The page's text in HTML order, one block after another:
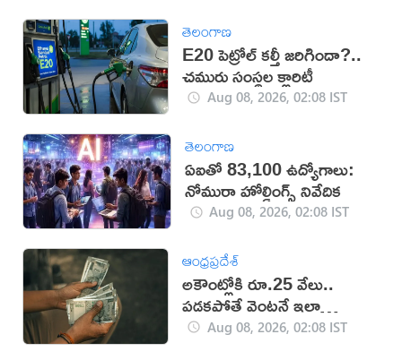
తెలంగాణ
E20 పెట్రోల్ కల్తీ జరిగిందా?..
చమురు సంస్థల క్లారిటీ
Aug 08, 2026, 02:08 IST
తెలంగాణ
ఏఐతో 83,100 ఉద్యోగాలు:
నోమురా హోల్డింగ్స్ నివేదిక
Aug 08, 2026, 02:08 IST
ఆంధ్రప్రదేశ్
అకౌంట్లోకి రూ.25 వేలు..
పడకపోతే వెంటనే ఇలా
చేయండి!
Aug 08, 2026, 02:08 IST